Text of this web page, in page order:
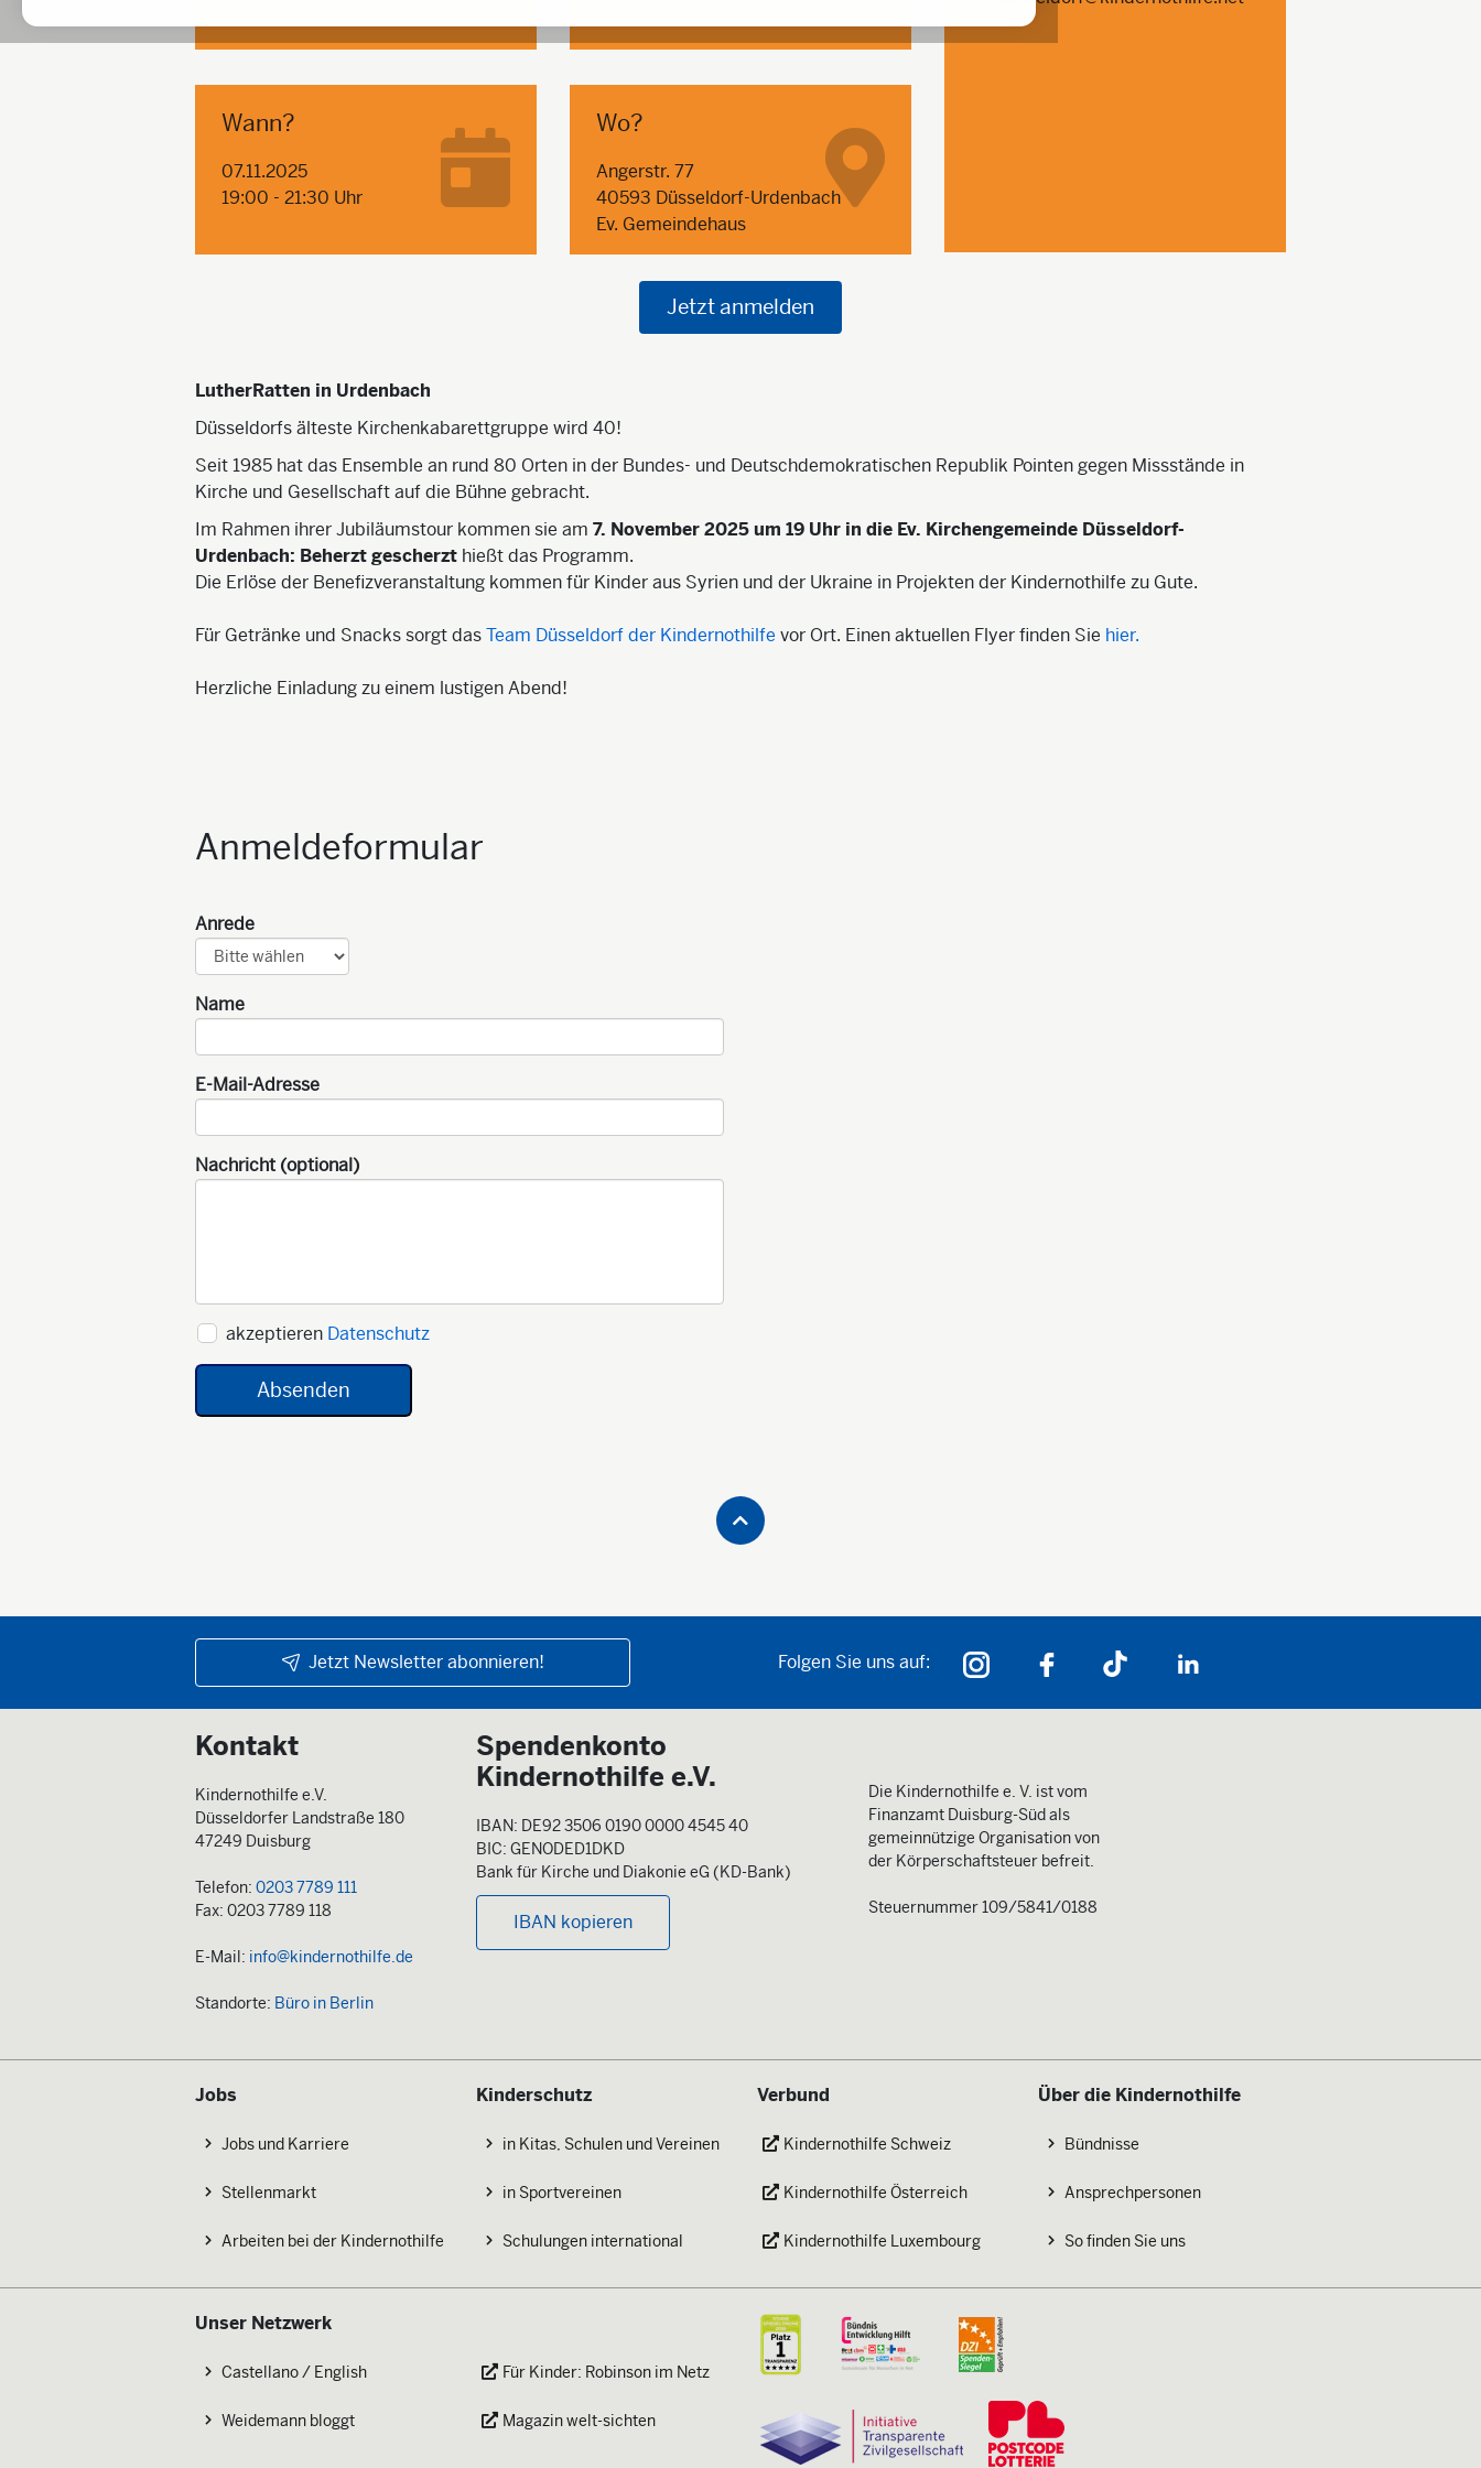
Wann?
07.11.2025
19:00 - 21:30 Uhr
Wo?
Angerstr. 77
40593 Düsseldorf-Urdenbach
Ev. Gemeindehaus
Jetzt anmelden
LutherRatten in Urdenbach
Düsseldorfs älteste Kirchenkabarettgruppe wird 40!
Seit 1985 hat das Ensemble an rund 80 Orten in der Bundes- und Deutschdemokratischen Republik Pointen gegen Missstände in
Kirche und Gesellschaft auf die Bühne gebracht.
Im Rahmen ihrer Jubiläumstour kommen sie am 7. November 2025 um 19 Uhr in die Ev. Kirchengemeinde Düsseldorf-
Urdenbach: Beherzt gescherzt hießt das Programm.
Die Erlöse der Benefizveranstaltung kommen für Kinder aus Syrien und der Ukraine in Projekten der Kindernothilfe zu Gute.
Für Getränke und Snacks sorgt dasTeam Düsseldorf der Kindernothilfe vor Ort. Einen aktuellen Flyer finden Sie hier.
Herzliche Einladung zu einem lustigen Abend!
Anmeldeformular
Anrede
Name
E-Mail-Adresse
Nachricht (optional)
akzeptieren Datenschutz
Jetzt Newsletter abonnieren! Folgen Sie uns auf:
Kontakt
Kindernothilfe e.V.
Düsseldorfer Landstraße 180
47249 Duisburg
Telefon: 0203 7789 111
Fax: 0203 7789 118
E-Mail: info@kindernothilfe.de
Standorte: Büro in Berlin
Spendenkonto
Kindernothilfe e.V.
IBAN: DE92 3506 0190 0000 4545 40
BIC: GENODED1DKD
Bank für Kirche und Diakonie eG (KD-Bank)
IBAN kopieren
Die Kindernothilfe e. V. ist vom
Finanzamt Duisburg-Süd als
gemeinnützige Organisation von
der Körperschaftsteuer befreit.
Steuernummer 109/5841/0188
Jobs
Jobs und Karriere
Stellenmarkt
Arbeiten bei der Kindernothilfe
Kinderschutz
in Kitas, Schulen und Vereinen
in Sportvereinen
Schulungen international
Verbund
Kindernothilfe Schweiz
Kindernothilfe Österreich
Kindernothilfe Luxembourg
Über die Kindernothilfe
Bündnisse
Ansprechpersonen
So finden Sie uns
Unser Netzwerk
Castellano / English
Weidemann bloggt
Für Kinder: Robinson im Netz
Magazin welt-sichten